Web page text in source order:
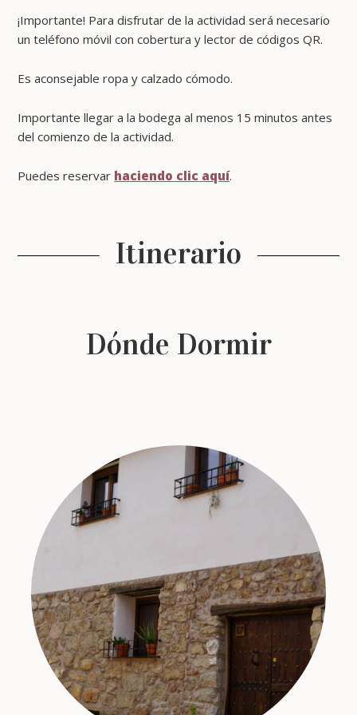
¡Importante! Para disfrutar de la actividad será necesario
un teléfono móvil con cobertura y lector de códigos QR.
Es aconsejable ropa y calzado cómodo.
Importante llegar a la bodega al menos 15 minutos antes
del comienzo de la actividad.
Puedes reservar haciendo clic aquí.
Itinerario
Dónde Dormir